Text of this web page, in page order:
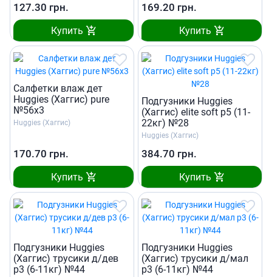
127.30 грн.
Купить
169.20 грн.
Купить
Салфетки влаж дет
Huggies (Хаггис) pure
№56х3
Huggies (Хаггис)
170.70 грн.
Купить
Подгузники Huggies
(Хаггис) elite soft р5 (11-
22кг) №28
Huggies (Хаггис)
384.70 грн.
Купить
Подгузники Huggies
(Хаггис) трусики д/дев
р3 (6-11кг) №44
Подгузники Huggies
(Хаггис) трусики д/мал
р3 (6-11кг) №44